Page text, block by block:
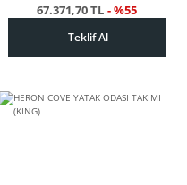
67.371,70 TL - %55
Teklif Al